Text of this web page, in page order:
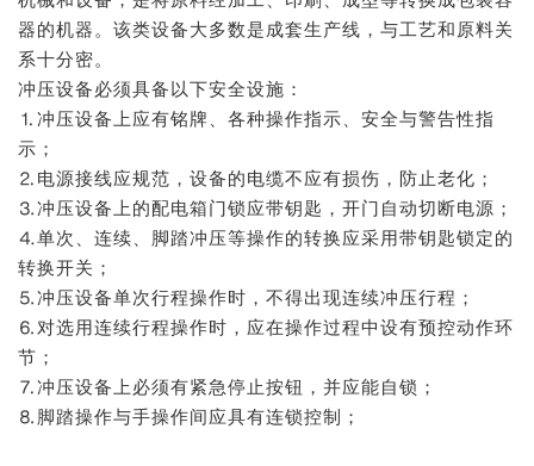
器的机器。该类设备大多数是成套生产线，与工艺和原料关
系十分密。
冲压设备必须具备以下安全设施：
⒈冲压设备上应有铭牌、各种操作指示、安全与警告性指
示；
⒉电源接线应规范，设备的电缆不应有损伤，防止老化；
⒊冲压设备上的配电箱门锁应带钥匙，开门自动切断电源；
⒋单次、连续、脚踏冲压等操作的转换应采用带钥匙锁定的
转换开关；
⒌冲压设备单次行程操作时，不得出现连续冲压行程；
⒍对选用连续行程操作时，应在操作过程中设有预控动作环
节；
⒎冲压设备上必须有紧急停止按钮，并应能自锁；
⒏脚踏操作与手操作间应具有连锁控制；